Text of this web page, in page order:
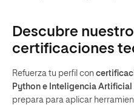
Descubre
certificaciones
Refuerza tu perfil con
Python e Inteligencia Artificial
prepara para aplicar